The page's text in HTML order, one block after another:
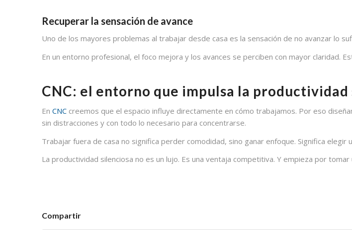
Recuperar la sensación de avance
Uno de los mayores problemas al trabajar desde casa es la sensación de no avanzar lo
En un entorno profesional, el foco mejora y los avances se perciben con mayor claridad.
CNC: el entorno que impulsa la productividad
En CNCcreemos que el espacio influye directamente en cómo trabajamos. Por eso
sin distracciones y con todo lo necesario para concentrarse.
Trabajar fuera de casa no significa perder comodidad, sino ganar enfoque. Significa
La productividad silenciosa no es un lujo. Es una ventaja competitiva. Y empieza por
Compartir